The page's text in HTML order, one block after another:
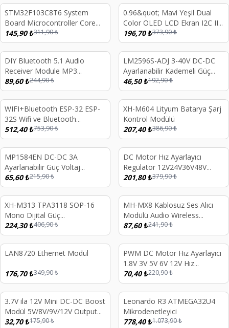
%53
STM32F103C8T6 System
Board Microcontroller Core
Board STM32 MICRO TYPE-C
Arayüz
145,90₺311,90₺
%47
0.96&quot; Mavi Yeşil Dual
Color OLED LCD Ekran I2C IIC
Communication Display
196,70₺373,90₺
%63
DIY Bluetooth 5.1 Audio
Receiver Module MP3
Bluetooth Alıcı Modülü Araç
Hoparlör Amfi
89,60₺244,90₺
%76
LM2596S-ADJ 3-40V DC-DC
Ayarlanabilir Kademeli Güç
Kaynağı Modülü 3A LM2576
46,50₺192,90₺
%32
WIFI+Bluetooth ESP-32 ESP-
32S Wifi ve Bluetooth
Geliştirme Kartı
512,40₺753,90₺
%46
XH-M604 Lityum Batarya Şarj
Kontrol Modülü
207,40₺386,90₺
%70
MP1584EN DC-DC 3A
Ayarlanabilir Güç Voltaj
Düşürücü
65,60₺215,90₺
%47
DC Motor Hız Ayarlayıcı
Regülatör 12V24V36V48V
PWM controller 20A Current
Regulator
201,80₺379,90₺
%45
XH-M313 TPA3118 SOP-16
Mono Dijital Güç
Amplifikatörü Amplifier Board
30W 60W
224,30₺406,90₺
%64
MH-MX8 Kablosuz Ses Alıcı
Modülü Audio Wireless
Bluetooth Module
87,60₺241,90₺
%49
LAN8720 Ethernet Modül
176,70₺349,90₺
%68
PWM DC Motor Hız Ayarlayıcı
1.8V 3V 5V 6V 12V Hız
Regülator Düğmesi 2A 1803bk
70,40₺220,90₺
%81
3.7V ila 12V Mini DC-DC Boost
Modül 5V/8V/9V/12V Output
Lityum Pil Boost
32,70₺175,90₺
%28
Leonardo R3 ATMEGA32U4
Mikrodenetleyici
778,40₺1.073,90₺